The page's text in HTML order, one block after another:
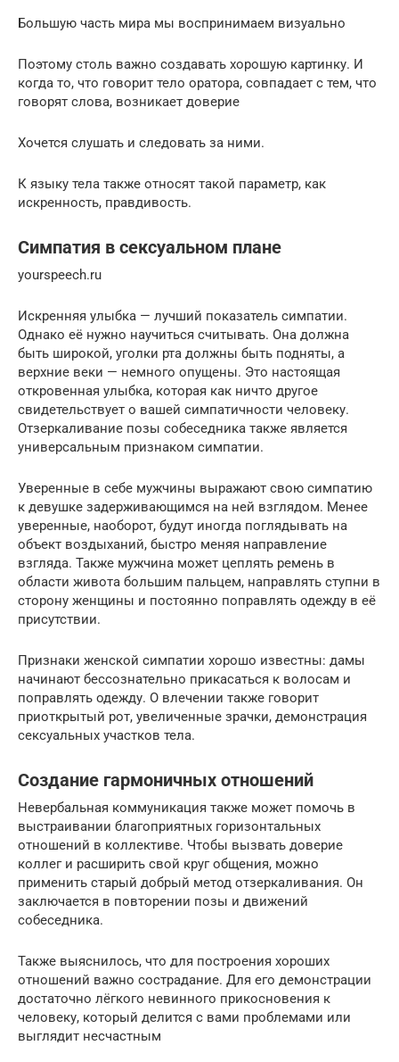
Большую часть мира мы воспринимаем визуально
Поэтому столь важно создавать хорошую картинку. И
когда то, что говорит тело оратора, совпадает с тем, что
говорят слова, возникает доверие
Хочется слушать и следовать за ними.
К языку тела также относят такой параметр, как
искренность, правдивость.
Симпатия в сексуальном плане
yourspeech.ru
Искренняя улыбка — лучший показатель симпатии.
Однако её нужно научиться считывать. Она должна
быть широкой, уголки рта должны быть подняты, а
верхние веки — немного опущены. Это настоящая
откровенная улыбка, которая как ничто другое
свидетельствует о вашей симпатичности человеку.
Отзеркаливание позы собеседника также является
универсальным признаком симпатии.
Уверенные в себе мужчины выражают свою симпатию
к девушке задерживающимся на ней взглядом. Менее
уверенные, наоборот, будут иногда поглядывать на
объект воздыханий, быстро меняя направление
взгляда. Также мужчина может цеплять ремень в
области живота большим пальцем, направлять ступни в
сторону женщины и постоянно поправлять одежду в её
присутствии.
Признаки женской симпатии хорошо известны: дамы
начинают бессознательно прикасаться к волосам и
поправлять одежду. О влечении также говорит
приоткрытый рот, увеличенные зрачки, демонстрация
сексуальных участков тела.
Создание гармоничных отношений
Невербальная коммуникация также может помочь в
выстраивании благоприятных горизонтальных
отношений в коллективе. Чтобы вызвать доверие
коллег и расширить свой круг общения, можно
применить старый добрый метод отзеркаливания. Он
заключается в повторении позы и движений
собеседника.
Также выяснилось, что для построения хороших
отношений важно сострадание. Для его демонстрации
достаточно лёгкого невинного прикосновения к
человеку, который делится с вами проблемами или
выглядит несчастным